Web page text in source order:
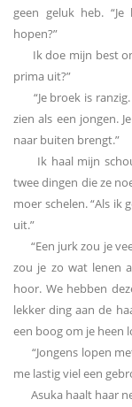
geen geluk heb.
hopen?”
Ik doe mijn best
prima uit?”
“Je broek is ranzig.
zien als een jongen.
naar buiten brengt.”
Ik haal mijn
twee dingen die ze
moer schelen. “Als
uit.”
“Een jurk zou je
zou je zo wat lenen
hoor. We hebben
lekker ding aan de
een boog om je heen
“Jongens lopen
me lastig viel een
Asuka haalt haar